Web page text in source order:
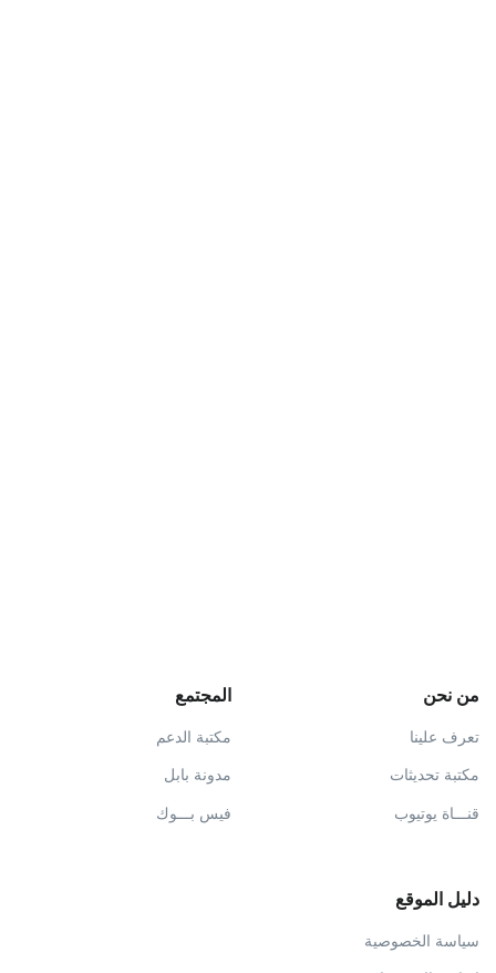
من نحن
تعرف علينا
مكتبة تحديثات
قنـــاة يوتيوب
المجتمع
مكتبة الدعم
مدونة بابل
فيس بـــوك
دليل الموقع
سياسة الخصوصية